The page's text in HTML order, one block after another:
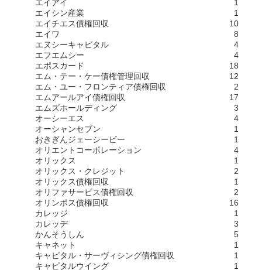
エイアイ
1
エイシン産業
1
エイチエス債権回収
10
エイワ
8
エヌシーキャピタル
4
エフエムシー
4
エポスカード
18
エム・テー・ケー債権管理回収
12
エム・ユー・フロンティア債権回収
2
エムアールアイ債権回収
17
エムズホールディング
3
オーシーエス
4
オーシャンセブン
1
おきぎんジェーシービー
1
オリエントコーポレーション
4
オリックス
1
オリックス・クレジット
2
オリックス債権回収
1
オリファサービス債権回収
2
オリンポス債権回収
16
カレッジ
1
カレッヂ
3
かんそうしん
5
キャネット
1
キャピタル・サーヴィシング債権回収
1
キャピタルウイング
1